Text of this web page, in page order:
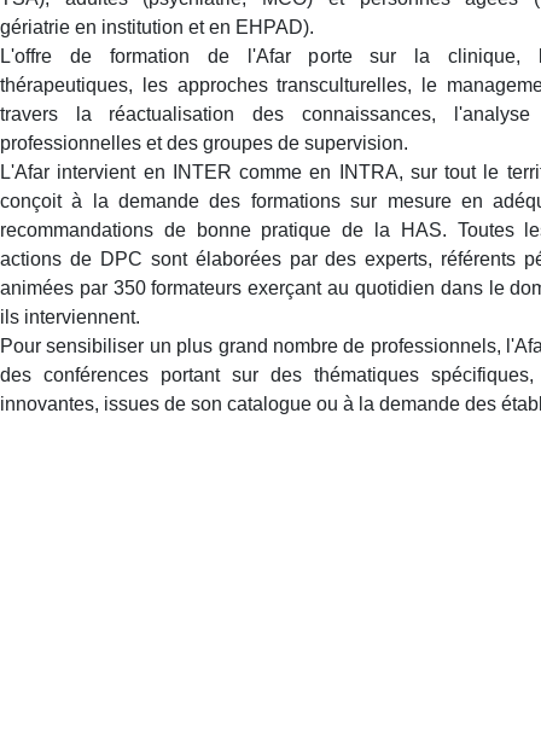
gériatrie en institution et en EHPAD).
L'offre de formation de l'Afar porte sur la clinique,
thérapeutiques, les approches transculturelles, le
travers la réactualisation des connaissances,
professionnelles et des groupes de supervision.
L'Afar intervient en INTER comme en INTRA, sur tout le
conçoit à la demande des formations sur mesure en
recommandations de bonne pratique de la HAS. Toutes
actions de DPC sont élaborées par des experts, référents
animées par 350 formateurs exerçant au quotidien dans le
ils interviennent.
Pour sensibiliser un plus grand nombre de professionnels,
des conférences portant sur des thématiques
innovantes, issues de son catalogue ou à la demande des